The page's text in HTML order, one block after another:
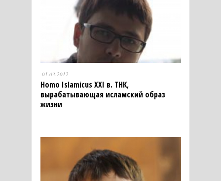
01.03.2012
Homo Islamicus XXI в. ТНК,
вырабатывающая исламский образ
жизни